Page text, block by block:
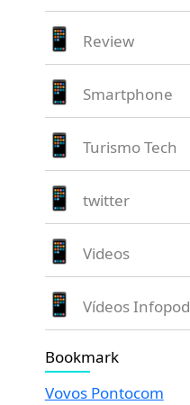
Review
Smartphone
Turismo Tech
twitter
Videos
Vídeos Infopod
Bookmark
Vovos Pontocom